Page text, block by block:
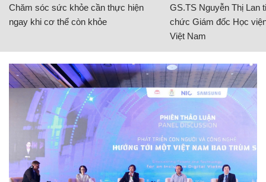
Chăm sóc sức khỏe cần thực hiện
ngay khi cơ thể còn khỏe
GS.TS Nguyễn Thị Lan
chức Giám đốc Học
Việt Nam